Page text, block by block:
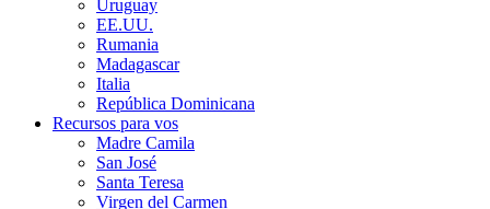
Uruguay
EE.UU.
Rumania
Madagascar
Italia
República Dominicana
Recursos para vos
Madre Camila
San José
Santa Teresa
Virgen del Carmen